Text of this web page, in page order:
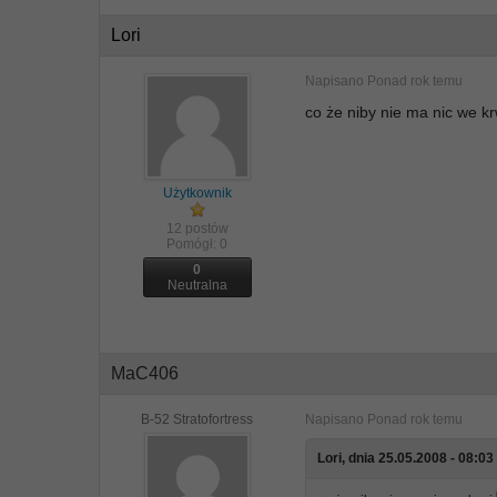
Lori
Użytkownik
12 postów
Pomógł: 0
0
Neutralna
Napisano Ponad rok temu
co że niby nie ma nic we
MaC406
B-52 Stratofortress Napisano Ponad rok temu
Lori, dnia 25.05.2008 - 08:03